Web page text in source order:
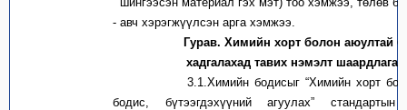
- авч хэрэгжүүлсэн арга хэмжээ.
Гурав. Химийн хорт болон аюултай
хадгалахад тавих нэмэлт шаардлага
3.1.Химийн бодисыг “Химийн хорт
бодис, бүтээгдэхүүний агуулах” стандартын